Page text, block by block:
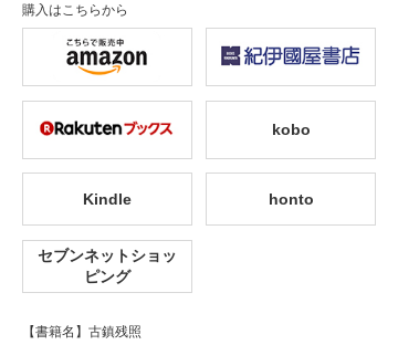
購入はこちらから
kobo
Kindle honto
セブンネットショッ
ピング
【書籍名】古鎮残照